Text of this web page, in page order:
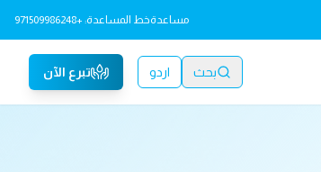
مساعدةخط المساعدة: +971509986248
بحث اردو تبرع الآن